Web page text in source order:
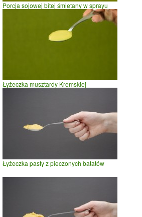
Porcja sojowej bitej śmietany w sprayu
Łyżeczka musztardy Kremskiej
Łyżeczka pasty z pieczonych batatów